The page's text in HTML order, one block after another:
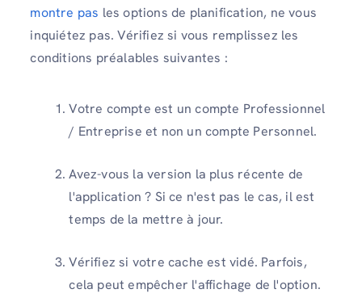
montre pas les options de planification, ne vous
inquiétez pas. Vérifiez si vous remplissez les
conditions préalables suivantes :
Votre compte est un compte Professionnel
/ Entreprise et non un compte Personnel.
Avez-vous la version la plus récente de
l'application ? Si ce n'est pas le cas, il est
temps de la mettre à jour.
Vérifiez si votre cache est vidé. Parfois,
cela peut empêcher l'affichage de l'option.